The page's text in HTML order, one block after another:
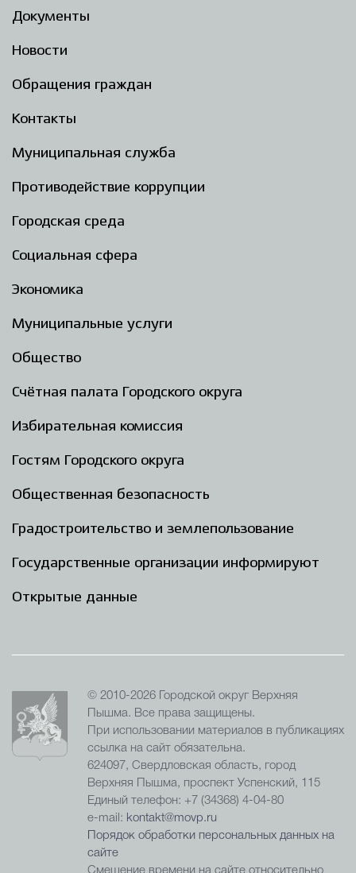
Документы
Новости
Обращения граждан
Контакты
Муниципальная служба
Противодействие коррупции
Городская среда
Социальная сфера
Экономика
Муниципальные услуги
Общество
Счётная палата Городского округа
Избирательная комиссия
Гостям Городского округа
Общественная безопасность
Градостроительство и землепользование
Государственные организации информируют
Открытые данные
© 2010-2026 Городской округ Верхняя
Пышма. Все права защищены.
При использовании материалов в публикациях
ссылка на сайт обязательна.
624097, Свердловская область, город
Верхняя Пышма, проспект Успенский, 115
Единый телефон: +7 (34368) 4-04-80
e-mail: kontakt@movp.ru
Порядок обработки персональных данных на
сайте
Смещение времени на сайте относительно